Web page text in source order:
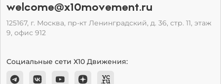
welcome@x10movement.ru
125167, г. Москва, пр-кт Ленинградский, д. 36, стр. 11, этаж
9, офис 912
Социальные сети Х10 Движения: